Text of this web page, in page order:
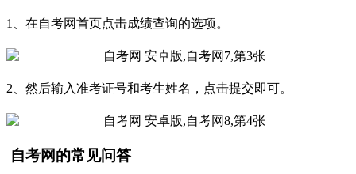
1、在自考网首页点击成绩查询的选项。
2、然后输入准考证号和考生姓名，点击提交即可。
自考网的常见问答